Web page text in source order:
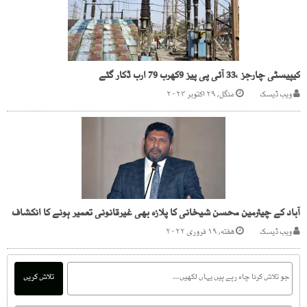
کیپیسٹی چارجز ،33 آئی پی پیز 9کھرب 79 ارب ڈکار گئے
ویب ڈیسک منگل, ۲۹ اکتوبر ۲۰۲۴
آباد کے چیئرمین محسن شیخانی کا پلازہ بھی غیرقانونی تعمیر ہونے کا انکشاف
ویب ڈیسک هفته, ۱۹ فروری ۲۰۲۲
تلاش کریں